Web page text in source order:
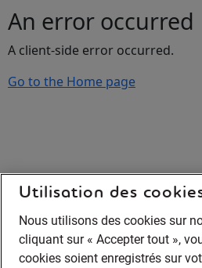
An error occurred
A client-side error occurred.
Go to the Home page
Utilisation des
Nous utilisons des cookies sur
cliquant sur « Accepter tout »,
cookies soient enregistrés sur